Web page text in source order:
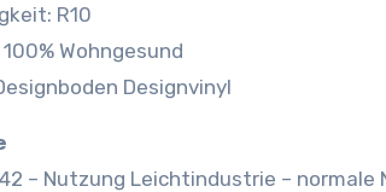
R10
Wohngesund
Designvinyl
– Nutzung Leichtindustrie –